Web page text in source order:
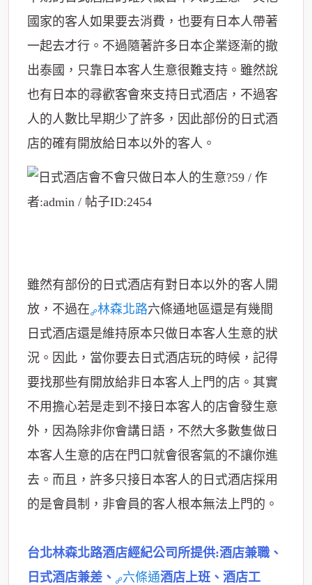
國家的客人如果要去消費，也要有日本人帶著
一起去才行。不過隨著許多日本企業逐漸的撤
出泰國，只靠日本客人生意很難支持。雖然說
也有日本的尋歡客會來支持日式酒店，不過客
人的人數比早期少了許多，因此部份的日式酒
店的確有開放給日本以外的客人。
雖然有部份的日式酒店有對日本以外的客人開
放，不過在 林森北路六條通地區還是有幾間
日式酒店還是維持原本只做日本客人生意的狀
況。因此，當你要去日式酒店玩的時候，記得
要找那些有開放給非日本客人上門的店。其實
不用擔心若是走到不接日本客人的店會發生意
外，因為除非你會講日語，不然大多數隻做日
本客人生意的店在門口就會很客氣的不讓你進
去。而且，許多只接日本客人的日式酒店採用
的是會員制，非會員的客人根本無法上門的。
台北林森北路酒店經紀公司所提供:酒店兼職、
日式酒店兼差、
六條通酒店上班、酒店工